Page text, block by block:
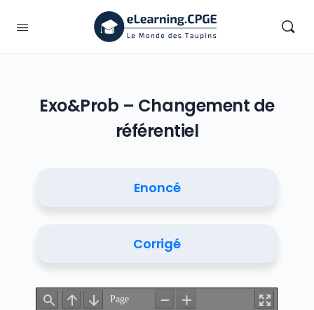
Exo&Prob – Changement de
référentiel
Enoncé
Corrigé